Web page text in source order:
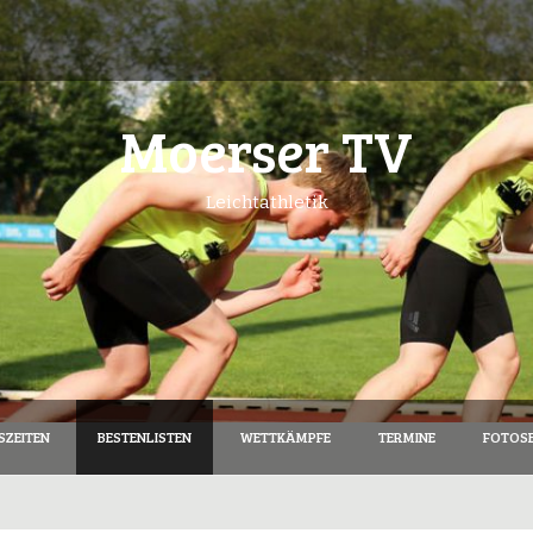
Moerser TV
Leichtathletik
BESTENLISTEN WETTKÄMPFE TERMINE